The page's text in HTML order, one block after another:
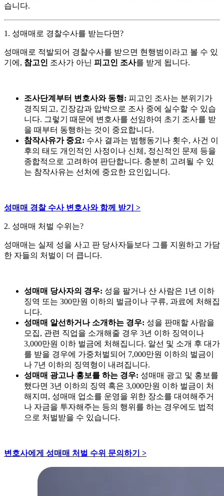
습니다.
1. 성매매로 경찰수사를 받는다면?
성매매로 적발되어 경찰수사를 받으면 현행범이라고 볼 수 있
기에, 참고인 조사가 아닌 피고인 조사를 받게 됩니다.
조사단계부터 변호사와 동행: 피고인 조사는 분위기가
경직되고, 긴장감과 압박으로 조사 중에 실수할 수 있습
니다. 그렇기 때문에 변호사를 선임하여 초기 조사를 받
을 때부터 동행하는 것이 중요합니다.
참작사유가 중요: 수사 결과는 범행동기나 횟수, 사건 이
후의 태도 개인적인 사정이나 신체, 정신적인 문제 등을
종합적으로 고려하여 판단합니다. 충분히 고려될 수 있
는 참작사유는 선처에 중요한 요인입니다.
성매매 경찰 수사 변호사와 함께 받기 >
2. 성매매 처벌 수위는?
성매매는 실제 성을 사고 판 당사자들보다 그를 지원하고 가담
한 자들의 처벌이 더 큽니다.
성매매 당사자의 경우: 성을 팔거나 산 사람은 1년 이하
징역 또는 300만원 이하의 벌금이나 구류, 과료에 처해집
니다.
성매매 알선하거나 소개하는 경우: 성을 판매할 사람을
모집, 관련 직업을 소개해줄 경우 3년 이하 징역이나
3,000만원 이하 벌금에 처해집니다. 알선 및 소개 후 대가
를 받을 경우에 가중처벌되어 7,000만원 이하의 벌금이
나 7년 이하의 징역형이 내려집니다.
성매매 광고나 홍보를 하는 경우: 성매매 광고 및 홍보를
했다면 3년 이하의 징역 혹은 3,000만원 이하 벌금이 처
해지며, 성매매 업소를 운영을 위한 장소를 대여해주거
나 자금을 투자해주는 등의 행위를 하는 경우에도 법적
으로 처벌받을 수 있습니다.
변호사에게 성매매 처벌 수위 문의하기 >